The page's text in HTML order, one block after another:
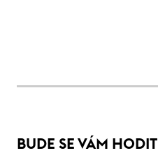
BUDE SE VÁM HODIT